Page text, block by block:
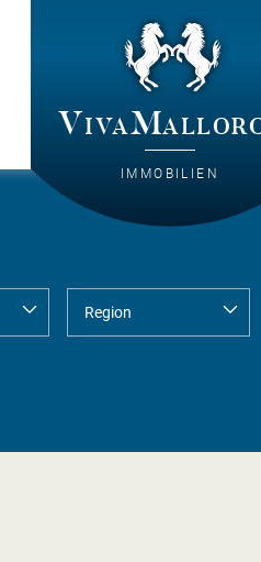
IMMOBILIEN